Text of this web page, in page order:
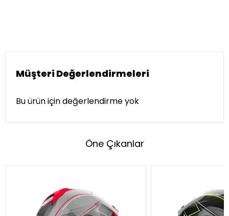
Müşteri Değerlendirmeleri
Bu ürün için değerlendirme yok
Öne Çıkanlar